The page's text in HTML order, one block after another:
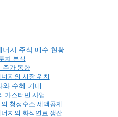
너지 주식 매수 현황
자 분석
주가 동향
지의 시장 위치
와 수혜 기대
가스터빈 사업
청정수소 세액공제
지의 화석연료 생산